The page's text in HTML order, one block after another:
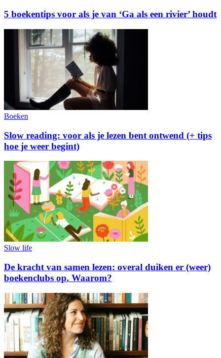
5 boekentips voor als je van ‘Ga als een rivier’ houdt
Boeken
Slow reading: voor als je lezen bent ontwend (+ tips
hoe je weer begint)
Slow life
De kracht van samen lezen: overal duiken er (weer)
boekenclubs op. Waarom?